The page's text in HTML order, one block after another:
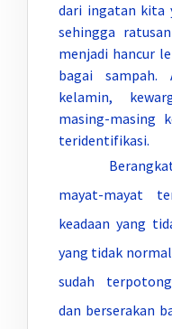
dari ingatan kita
sehingga
menjadi hancur
bagai sampah.
kelamin,
masing-masing
teridentifikasi.
Berangkat
mayat-mayat
keadaan yang
yang tidak
sudah
dan berserakan